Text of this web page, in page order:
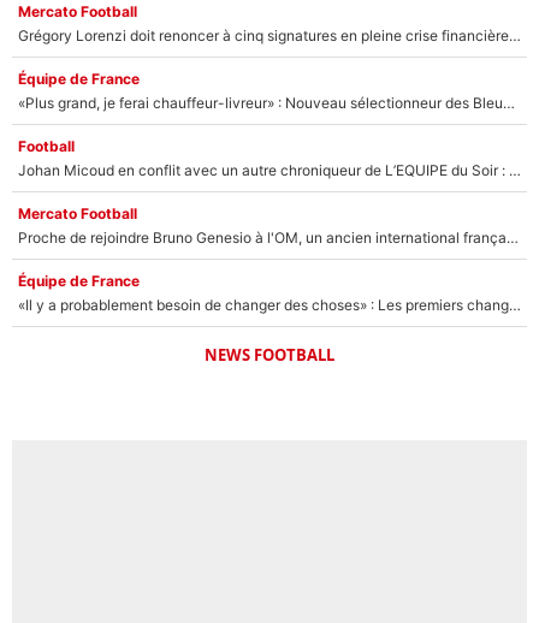
Mercato Football
Grégory Lorenzi doit renoncer à cinq signatures en pleine crise financière : L’IA propose sept noms à l’OM pour un mercato réussi... à seulement 5M€ !
Équipe de France
«Plus grand, je ferai chauffeur-livreur» : Nouveau sélectionneur des Bleus, Zinédine Zidane s’était imaginé un avenir très différent lorsqu'il était enfant
Football
Johan Micoud en conflit avec un autre chroniqueur de L’EQUIPE du Soir : «Pendant un moment, je ne les ai pas remis ensemble dans l'émission»
Mercato Football
Proche de rejoindre Bruno Genesio à l'OM, un ancien international français va finalement débarquer... sur RMC !
Équipe de France
«Il y a probablement besoin de changer des choses» : Les premiers changements de Zinedine Zidane en équipe de France sont révélés ?
NEWS FOOTBALL